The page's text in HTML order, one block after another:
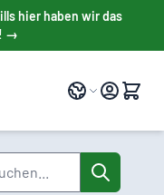
hier haben wir das
→
Sprache